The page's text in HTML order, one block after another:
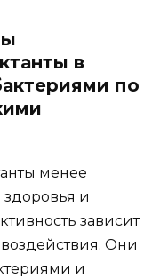
в
по
менее
и
зависит
Они
и